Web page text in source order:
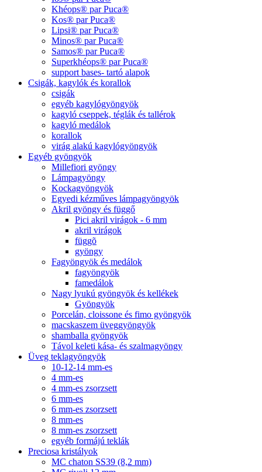
Khéops® par Puca®
Kos® par Puca®
Lipsi® par Puca®
Minos® par Puca®
Samos® par Puca®
Superkhéops® par Puca®
support bases- tartó alapok
Csigák, kagylók és korallok
csigák
egyéb kagylógyöngyök
kagyló cseppek, téglák és tallérok
kagyló medálok
korallok
virág alakú kagylógyöngyök
Egyéb gyöngyök
Millefiori gyöngy
Lámpagyöngy
Kockagyöngyök
Egyedi kézműves lámpagyöngyök
Akril gyöngy és függő
Pici akril virágok - 6 mm
akril virágok
függõ
gyöngy
Fagyöngyök és medálok
fagyöngyök
famedálok
Nagy lyukú gyöngyök és kellékek
Gyöngyök
Porcelán, cloissone és fimo gyöngyök
macskaszem üveggyöngyök
shamballa gyöngyök
Távol keleti kása- és szalmagyöngy
Üveg teklagyöngyök
10-12-14 mm-es
4 mm-es
4 mm-es zsorzsett
6 mm-es
6 mm-es zsorzsett
8 mm-es
8 mm-es zsorzsett
egyéb formájú teklák
Preciosa kristályok
MC chaton SS39 (8,2 mm)